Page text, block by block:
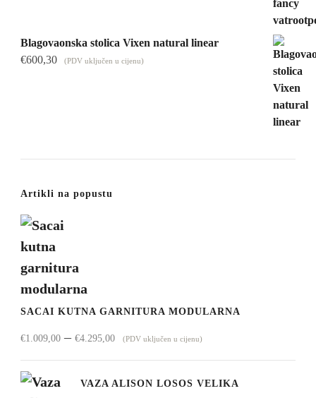
Blagovaonska stolica Vixen natural linear
€600,30 (PDV uključen u cijenu)
Artikli na popustu
SACAI KUTNA GARNITURA MODULARNA
€1.009,00 – €4.295,00Raspon
cijena:
od
(PDV uključen u cijenu)
VAZA ALISON LOSOS VELIKA